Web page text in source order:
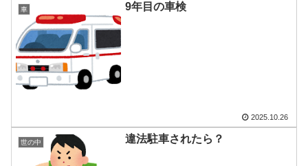
車 9年目の車検
2025.10.26
世の中 違法駐車されたら？